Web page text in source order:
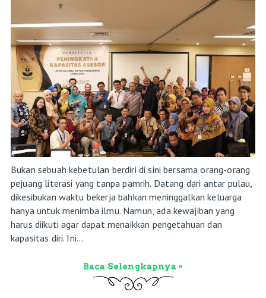
Bukan sebuah kebetulan berdiri di sini bersama orang-orang
pejuang literasi yang tanpa pamrih. Datang dari antar pulau,
dikesibukan waktu bekerja bahkan meninggalkan keluarga
hanya untuk menimba ilmu. Namun, ada kewajiban yang
harus diikuti agar dapat menaikkan pengetahuan dan
kapasitas diri. Ini...
Baca Selengkapnya »